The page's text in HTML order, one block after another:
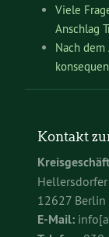
Viele
Anschlag
Nach dem
Kontakt
12627 Berlin
E-Mail: